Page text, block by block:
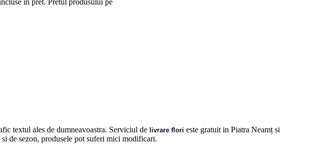
textul ales de dumneavoastra. Serviciul de livrare flori este gratuit in Piatra Neamț si
de sezon, produsele pot suferi mici modificari.